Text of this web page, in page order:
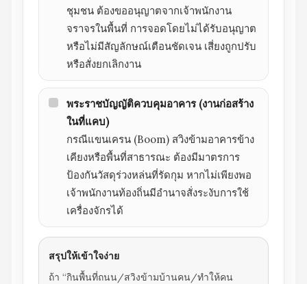
ชุมชน ต้องขออนุญาตจากเจ้าพนักงาน
จราจรในพื้นที่ การจอดโดยไม่ได้รับอนุญาต
หรือไม่มีสัญลักษณ์เตือนชัดเจน เสี่ยงถูกปรับ
หรือสั่งยกเลิกงาน
พระราชบัญญัติควบคุมอาคาร (งานก่อสร้าง
ในที่แคบ)
กรณีแขนเครน (Boom) สวิงข้ามอาคารข้าง
เคียงหรือพื้นที่สาธารณะ ต้องมีมาตรการ
ป้องกันวัสดุร่วงหล่นที่รัดกุม หากไม่เพียงพอ
เจ้าพนักงานท้องถิ่นมีอำนาจสั่งระงับการใช้
เครื่องจักรได้
สรุปให้เข้าใจง่าย
ถ้า “กินพื้นที่ถนน/สวิงข้ามบ้านคน/ทำให้คน